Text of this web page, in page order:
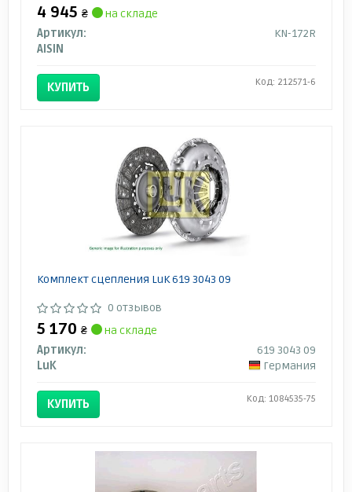
4 945 ₴
на складе
Артикул:
KN-172R
AISIN
КУПИТЬ Код: 212571-6
Комплект сцепления LuK 619 3043 09
0 отзывов
5 170 ₴
на складе
Артикул:
619 3043 09
LuK
Германия
КУПИТЬ Код: 1084535-75